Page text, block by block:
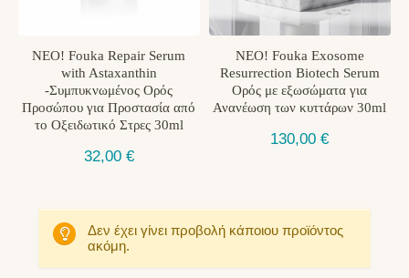
ΝΕO! Fouka Repair Serum
with Astaxanthin
-Συμπυκνωμένος Ορός
Προσώπου για Προστασία από
το Οξειδωτικό Στρες 30ml
32,00 €
ΝΕΟ! Fouka Exosome
Resurrection Biotech Serum
Ορός με εξωσώματα για
Ανανέωση των κυττάρων 30ml
130,00€
Δεν έχει γίνει προβολή κάποιου προϊόντος
ακόμη.